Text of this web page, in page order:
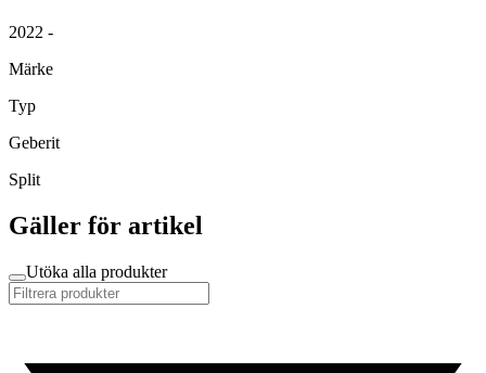
2022 -
Märke
Typ
Geberit
Split
Gäller för artikel
Utöka alla produkter